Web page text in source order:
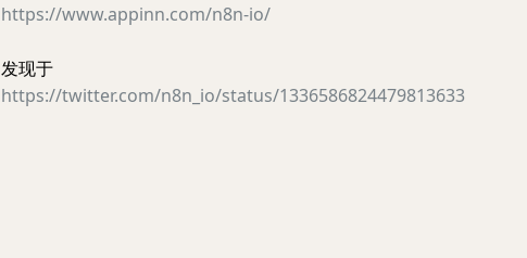
https://www.appinn.com/n8n-io/
发现于
https://twitter.com/n8n_io/status/1336586824479813633